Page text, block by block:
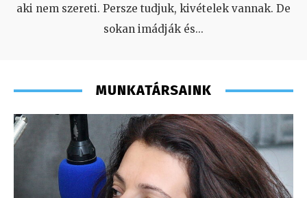
aki nem szereti. Persze tudjuk, kivételek vannak. De
sokan imádják és...
MUNKATÁRSAINK